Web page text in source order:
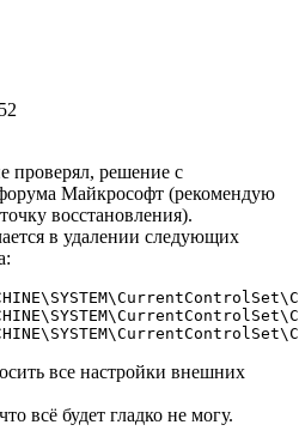
проверял, решение с
Майкрософт (рекомендую
восстановления).
в удалении следующих
все настройки внешних
всё будет гладко не могу.